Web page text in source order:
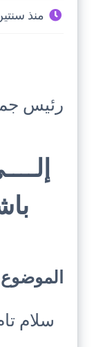
منذ
رئيس
سلام